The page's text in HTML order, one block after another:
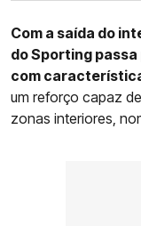
Com a saída do
do Sporting
com
um reforço capaz
zonas interiores,